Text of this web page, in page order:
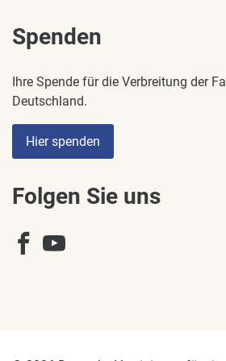
Spenden
Ihre Spende für die Verbreitung der
Deutschland.
Hier spenden
Folgen Sie uns